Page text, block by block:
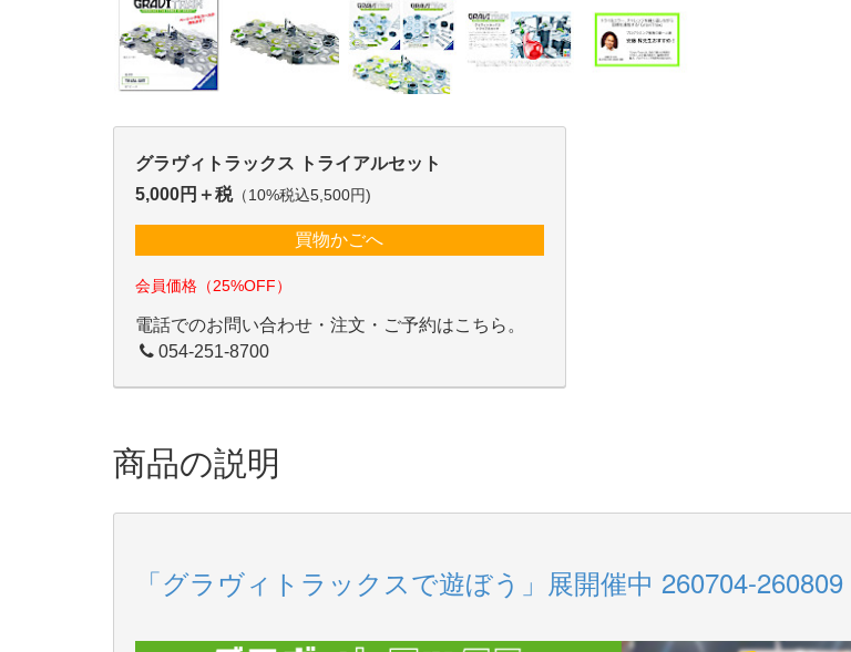
グラヴィトラックス トライアルセット
5,000円＋税（10%税込5,500円)
買物かごへ
会員価格（25%OFF）
電話でのお問い合わせ・注文・ご予約はこちら。
054-251-8700
商品の説明
「グラヴィトラックスで遊ぼう」展開催中 260704-260809